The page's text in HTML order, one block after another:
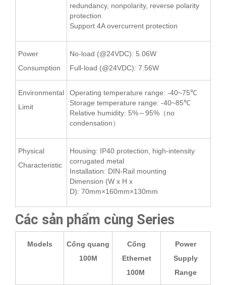
redundancy, nonpolarity, reverse polarity
protection
Support 4A overcurrent protection
Power
Consumption
No-load (@24VDC): 5.06W
Full-load (@24VDC): 7.56W
Environmental
Limit
Operating temperature range: -40~75℃
Storage temperature range: -40~85℃
Relative humidity: 5%～95%（no
condensation）
Physical
Characteristic
Housing: IP40 protection, high-intensity
corrugated metal
Installation: DIN-Rail mounting
Dimension (W x H x
D): 70mm×160mm×130mm
Các sản phẩm cùng Series
Models
Cổng quang
100M
Cổng
Ethernet
100M
Power
Supply
Range